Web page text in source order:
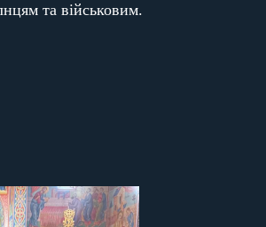
та військовим.